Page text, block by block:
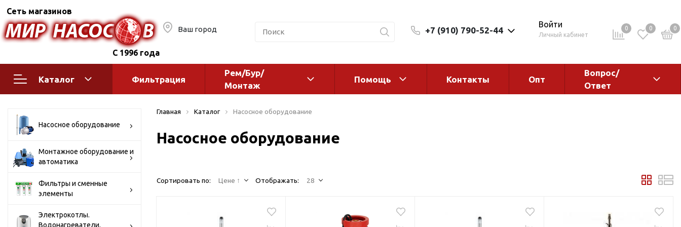
Сеть магазинов
С 1996 года
Ваш город +7 (910) 790-52-44
Войти
Личный кабинет
0 0 0
Каталог
Поверхностные насосы
Бытовые
Горизонтальные
многоступенчатые
многоступенчатые
моноблочные
Полив
водоснабжения
Оголовки и адаптеры
Магистральные фильтры
Фильтрация
Рем/Бур/
Монтаж
Помощь Контакты Опт
Вопрос/
Ответ
Насосное оборудование
Монтажное оборудование и
автоматика
Фильтры и сменные
элементы
Электрокотлы.
Водонагреватели.
Главная Каталог Насосное оборудование
Насосное оборудование
Сортировать по: Цене ↑ Отображать: 28